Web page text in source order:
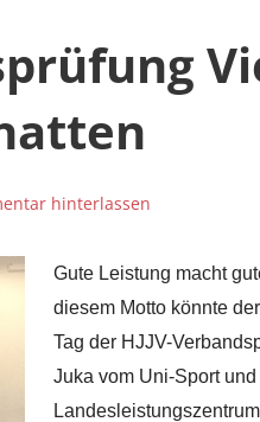
hinterlassen
Gute Leistung macht
diesem Motto könnte
Tag der HJJV-
Juka vom Uni-Sport